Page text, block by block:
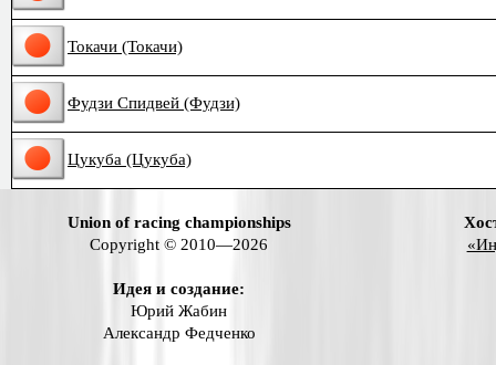
Токачи (Токачи)
Фудзи Спидвей (Фудзи)
Цукуба (Цукуба)
Union of racing championships
Copyright © 2010—2026
Идея и создание:
Юрий Жабин
Александр Федченко